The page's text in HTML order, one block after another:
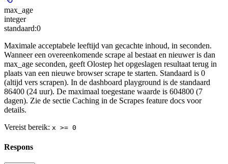
max_age
integer
standaard:0
Maximale acceptabele leeftijd van gecachte inhoud, in seconden.
Wanneer een overeenkomende scrape al bestaat en nieuwer is dan
max_age seconden, geeft Olostep het opgeslagen resultaat terug in
plaats van een nieuwe browser scrape te starten. Standaard is 0
(altijd vers scrapen). In de dashboard playground is de standaard
86400 (24 uur). De maximaal toegestane waarde is 604800 (7
dagen). Zie de sectie Caching in de Scrapes feature docs voor
details.
Vereist bereik: x >= 0
Respons